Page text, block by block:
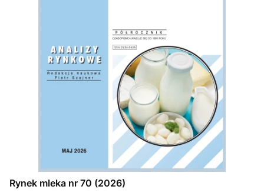
Rynek mleka nr 70 (2026)